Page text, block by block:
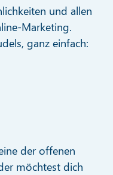
und allen
Marketing.
ganz einfach:
der offenen
möchtest dich